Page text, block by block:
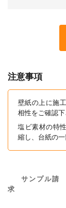
注意事項
壁紙の上に施
相性をご確認下
塩ビ素材の特
縮し、台紙の一
サンプル請
求